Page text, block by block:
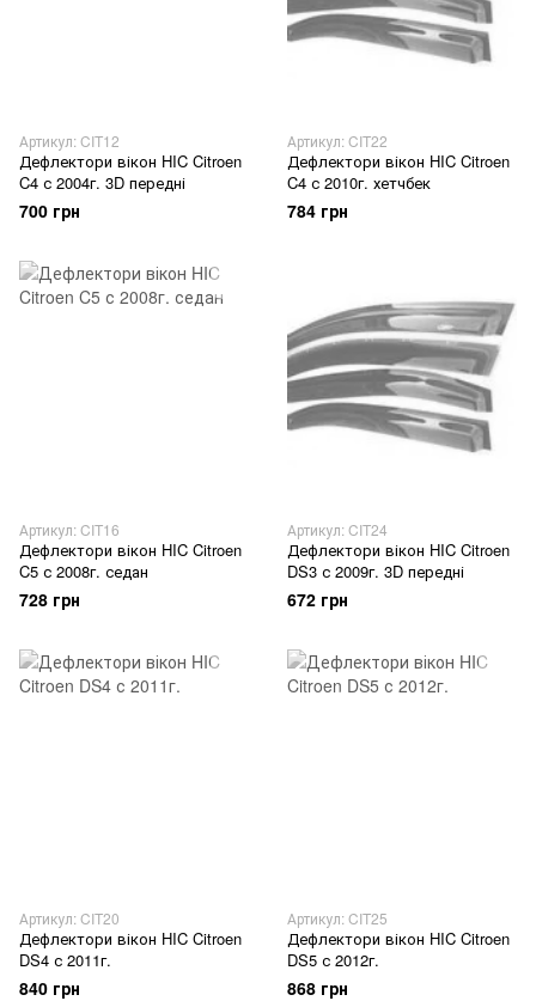
Артикул: CIT12
Дефлектори вікон HIC Citroen
C4 с 2004г. 3D передні
700 грн
Артикул: CIT22
Дефлектори вікон HIC Citroen
C4 с 2010г. хетчбек
784 грн
Артикул: CIT16
Дефлектори вікон HIC Citroen
C5 с 2008г. седан
728 грн
Артикул: CIT24
Дефлектори вікон HIC Citroen
DS3 с 2009г. 3D передні
672 грн
Артикул: CIT20
Дефлектори вікон HIC Citroen
DS4 с 2011г.
840 грн
Артикул: CIT25
Дефлектори вікон HIC Citroen
DS5 с 2012г.
868 грн